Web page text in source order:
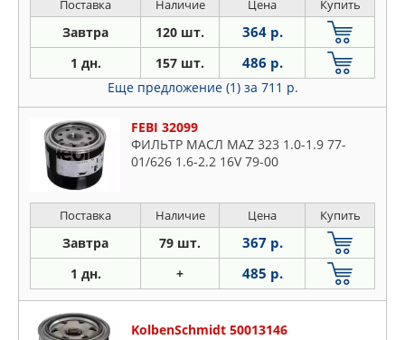
Поставка Наличие Цена Купить
Завтра 120 шт. 364 р.
1 дн. 157 шт. 486 р.
Еще предложение (1) за 711 р.
FEBI 32099
ФИЛЬТР МАСЛ MAZ 323 1.0-1.9 77-
01/626 1.6-2.2 16V 79-00
Поставка Наличие Цена Купить
Завтра 79 шт. 367 р.
1 дн. + 485 р.
KolbenSchmidt 50013146